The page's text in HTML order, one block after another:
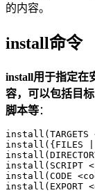
的内容。
install命令
install用于指定在
容，可以包括目
脚本等：
install({FILES |
install(CODE